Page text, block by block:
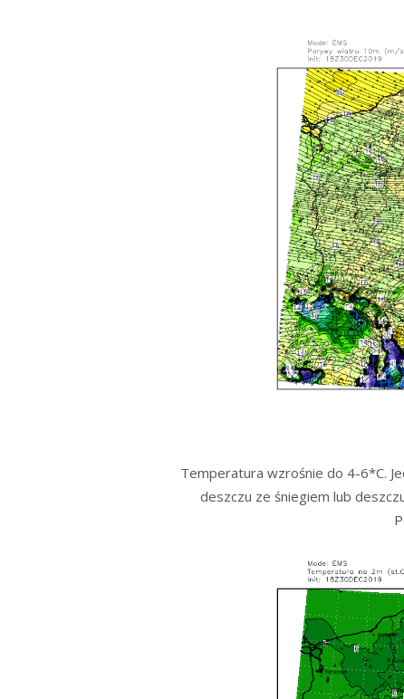
Temperatura wzrośnie do 4-6*C.
deszczu ze śniegiem lub